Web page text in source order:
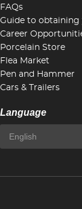
FAQs
Guide to
Career
Porcelain Store
Flea Market
Pen and Hammer
Cars & Trailers
Language